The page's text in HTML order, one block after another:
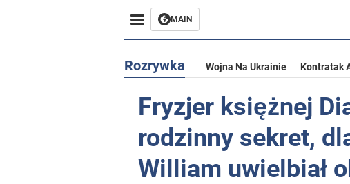
MAIN
Rozrywka Wojna Na Ukrainie Kontratak
Fryzjer księżnej
rodzinny sekret,
William uwielbiał